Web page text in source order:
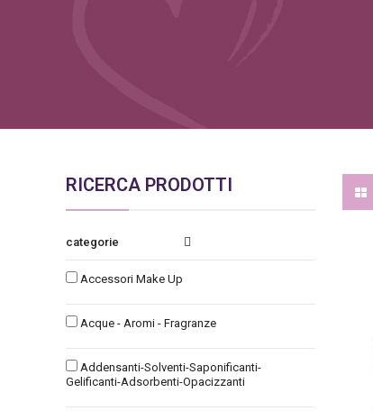
RICERCA PRODOTTI
Accessori Make Up
Acque - Aromi - Fragranze
Addensanti-Solventi-Saponificanti-
Gelificanti-Adsorbenti-Opacizzanti